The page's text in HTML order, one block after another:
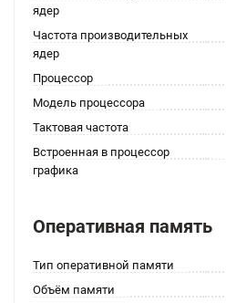
ядер
Частота производительных
ядер
Процессор
Модель процессора
Тактовая частота
Встроенная в процессор
графика
Оперативная память
Тип оперативной памяти
Объём памяти